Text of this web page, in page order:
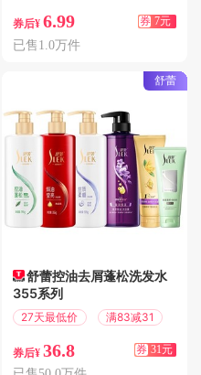
券后¥ 6.99 券 7元
已售1.0万件
舒蕾
舒蕾控油去屑蓬松洗发水
355系列
27天最低价 满83减31
券后¥ 36.8 券 31元